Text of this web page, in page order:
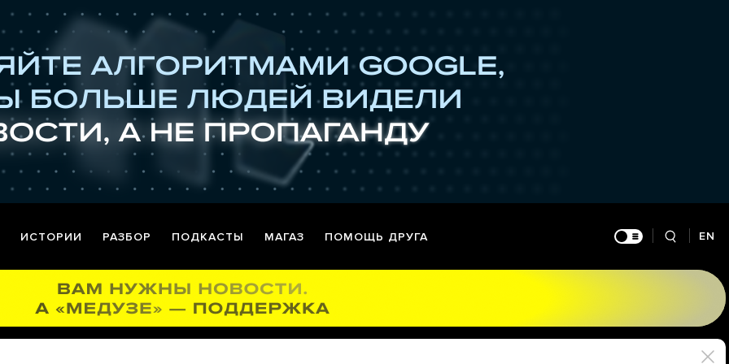
ИСТОРИИ РАЗБОР ПОДКАСТЫ МАГАЗ ПОМОЩЬ ДРУГА EN